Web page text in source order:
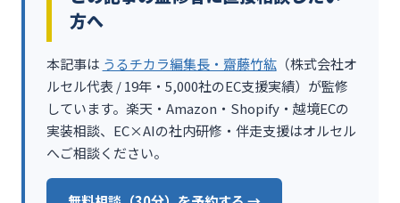
方へ
本記事は うるチカラ編集長・齋藤竹紘（株式会社オ
ルセル代表 / 19年・5,000社のEC支援実績）が監修
しています。楽天・Amazon・Shopify・越境ECの
実装相談、EC×AIの社内研修・伴走支援はオルセル
へご相談ください。